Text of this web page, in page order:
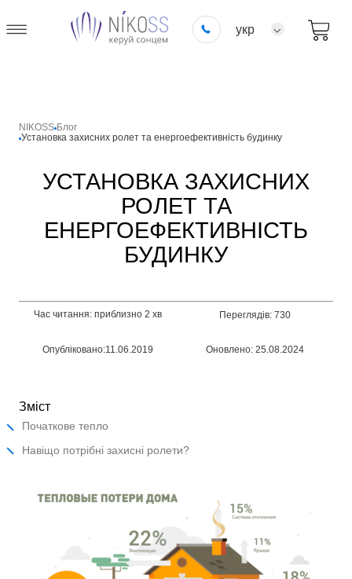
укр
NIKOSS Блог
Установка захисних ролет та енергоефективність будинку
УСТАНОВКА ЗАХИСНИХ
РОЛЕТ ТА
ЕНЕРГОЕФЕКТИВНІСТЬ
БУДИНКУ
Час читання: приблизно 2 хв Переглядів: 730
Опубліковано:11.06.2019 Оновлено: 25.08.2024
Зміст
Початкове тепло
Навіщо потрібні захисні ролети?